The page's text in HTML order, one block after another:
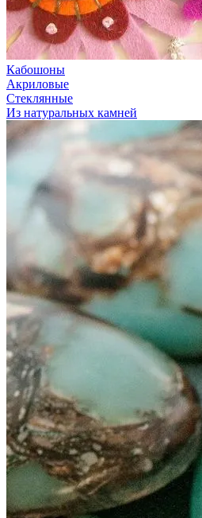
Кабошоны
Акриловые
Стеклянные
Из натуральных камней